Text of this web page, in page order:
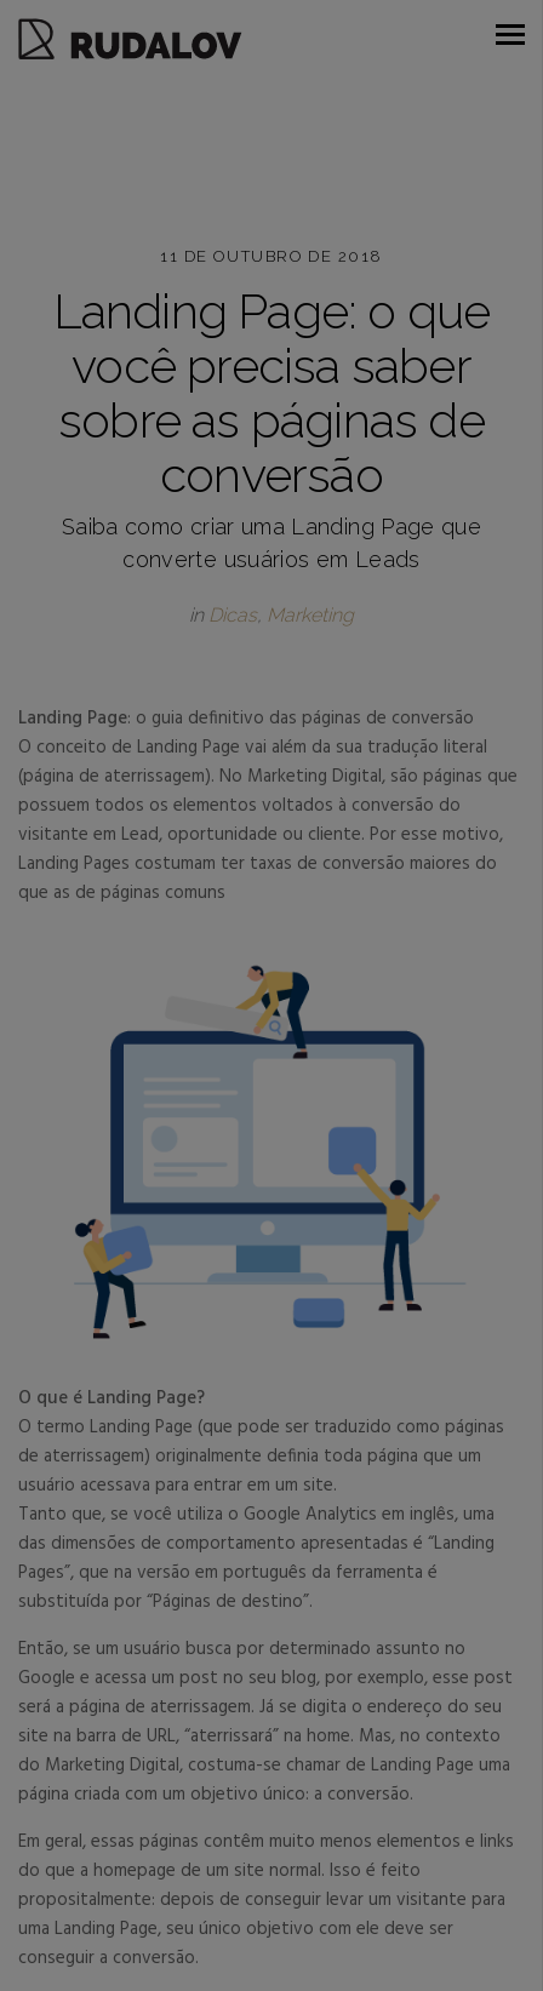
11 DE OUTUBRO DE 2018
Landing Page: o que
você precisa saber
sobre as páginas de
conversão
Saiba como criar uma Landing Page que
converte usuários em Leads
in Dicas, Marketing
Landing Page: o guia definitivo das páginas de conversão
O conceito de Landing Page vai além da sua tradução literal
(página de aterrissagem). No Marketing Digital, são páginas que
possuem todos os elementos voltados à conversão do
visitante em Lead, oportunidade ou cliente. Por esse motivo,
Landing Pages costumam ter taxas de conversão maiores do
que as de páginas comuns
O que é Landing Page?
O termo Landing Page (que pode ser traduzido como páginas
de aterrissagem) originalmente definia toda página que um
usuário acessava para entrar em um site.
Tanto que, se você utiliza o Google Analytics em inglês, uma
das dimensões de comportamento apresentadas é “Landing
Pages”, que na versão em português da ferramenta é
substituída por “Páginas de destino”.
Então, se um usuário busca por determinado assunto no
Google e acessa um post no seu blog, por exemplo, esse post
será a página de aterrissagem. Já se digita o endereço do seu
site na barra de URL, “aterrissará” na home. Mas, no contexto
do Marketing Digital, costuma-se chamar de Landing Page uma
página criada com um objetivo único: a conversão.
Em geral, essas páginas contêm muito menos elementos e links
do que a homepage de um site normal. Isso é feito
propositalmente: depois de conseguir levar um visitante para
uma Landing Page, seu único objetivo com ele deve ser
conseguir a conversão.